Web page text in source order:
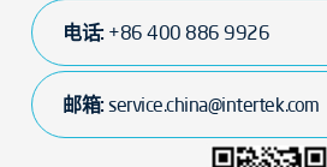
电话: +86 400 886 9926
邮箱:service.china@intertek.com